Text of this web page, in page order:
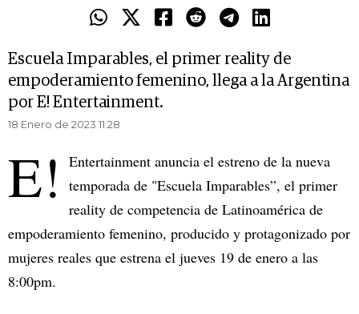
Escuela Imparables, el primer reality de
empoderamiento femenino, llega a la Argentina
por E! Entertainment.
18 Enero de 2023 11.28
E!
Entertainment anuncia el estreno de la nueva
temporada de "Escuela Imparables”, el primer
reality de competencia de Latinoamérica de
empoderamiento femenino, producido y protagonizado por
mujeres reales que estrena el jueves 19 de enero a las
8:00pm.